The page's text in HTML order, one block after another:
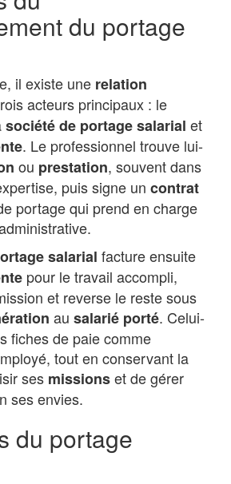
du portage
il existe une relation
acteurs principaux : le
société de portage salarial et
. Le professionnel trouve lui-
ou prestation, souvent dans
puis signe un contrat
portage qui prend en charge
salarial facture ensuite
pour le travail accompli,
et reverse le reste sous
au salarié porté. Celui-
fiches de paie comme
tout en conservant la
ses missionset de gérer
ses envies.
du portage